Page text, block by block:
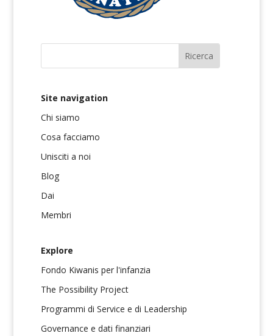
Site navigation
Chi siamo
Cosa facciamo
Unisciti a noi
Blog
Dai
Membri
Explore
Fondo Kiwanis per l'infanzia
The Possibility Project
Programmi di Service e di Leadership
Governance e dati finanziari